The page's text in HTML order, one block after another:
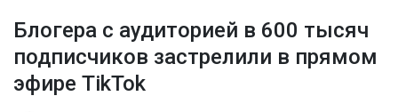
Блогера с аудиторией в 600 тысяч
подписчиков застрелили в прямом
эфире TikTok